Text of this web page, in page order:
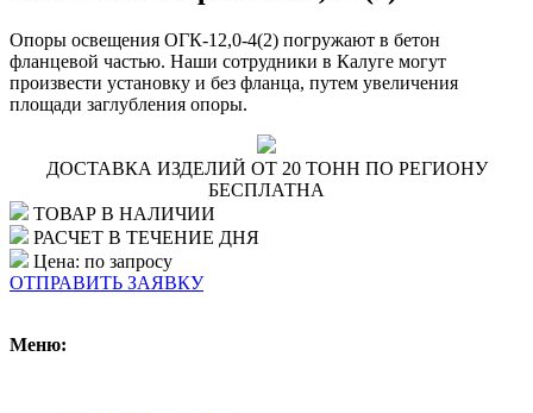
Опоры освещения ОГК-12,0-4(2) погружают в бетон
фланцевой частью. Наши сотрудники в Калуге могут
произвести установку и без фланца, путем увеличения
площади заглубления опоры.
ДОСТАВКА ИЗДЕЛИЙ ОТ 20 ТОНН ПО РЕГИОНУ
БЕСПЛАТНА
ТОВАР В НАЛИЧИИ
РАСЧЕТ В ТЕЧЕНИЕ ДНЯ
Цена: по запросу
ОТПРАВИТЬ ЗАЯВКУ
Меню: